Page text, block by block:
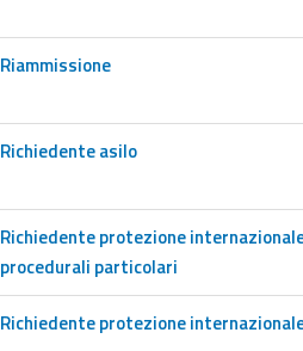
Riammissione
Richiedente asilo
Richiedente protezione
procedurali particolari
Richiedente protezione